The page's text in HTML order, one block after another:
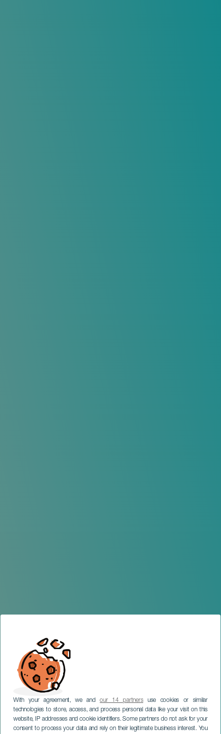
With your agreement, we andour 14 partnersuse cookies or similar
technologies to store, access, and process personal data like your visit on this
website, IP addresses and cookie identifiers. Some partners do not ask for your
consent to process your data and rely on their legitimate business interest. You
TENERIFE